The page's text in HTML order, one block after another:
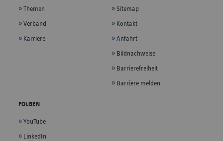
Themen
Verband
Karriere
Sitemap
Kontakt
Anfahrt
Bildnachweise
Barrierefreiheit
Barriere melden
FOLGEN
YouTube
LinkedIn